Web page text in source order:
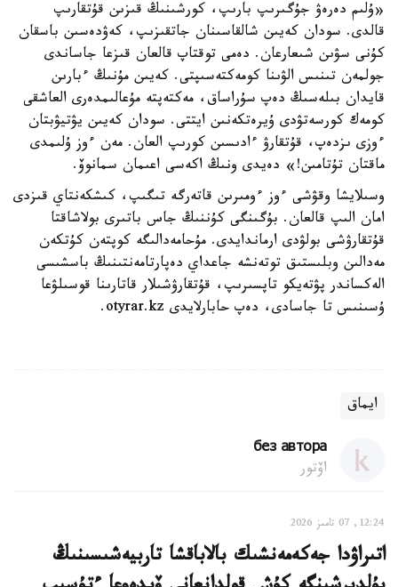
«ۇلىم دەرەۋ جۇگىرىپ بارىپ، كورشىنىڭ قىزىن قۇتقارىپ
قالدى. سودان كەيىن شالقاسىنان جاتقىزىپ، كەۋدەسىن باسقان
كۇنى سۋىن شىعارعان. دەمى توقتاپ قالعان قىزعا جاساندى
جولمەن تىنىس الۋىنا كومەكتەسىپتى. كەيىن مۇنىڭ ءبارىن
قايدان بىلەسىڭ دەپ سۇراساق، مەكتەپتە مۇعالىمدەرى العاشقى
كومەك كورسەتۋدى ۇيرەتكەنىن ايتتى. سودان كەيىن يۋتيۋبتان
ءوزى ىزدەپ، قۇتقارۋ ءادىسىن كورىپ العان. مەن ءوز ۇلىمدى
ماقتان تۇتامىن!» دەيدى ونىڭ اكەسى اعىمان سمانوۆ.
وسىلايشا وقۋشى ءوز ءومىرىن قاتەرگە تىگىپ، كىشكەنتاي قىزدى
امان الىپ قالعان. بۇگىنگى كۇننىڭ جاس باتىرى بولاشاقتا
قۇتقارۋشى بولۋدى ارماندايدى. مۇحامەدالىگە كوپتەن كۇتكەن
مەدالىن وبلىستىق توتەنشە جاعداي دەپارتامەنتىنىڭ باسشىسى
الەكساندر پۋتەيكو تاپسىرىپ، قۇتقارۋشىلار قاتارىنا قوسىلۋعا
ۇسىنىس تا جاسادى، دەپ حابارلايدى otyrar.kz.
ايماق
без автора
اۆتور
12:24, 07 تامىز 2026
اتىراۋدا جەكەمەنشىك بالاباقشا تاربيەشىسىنىڭ